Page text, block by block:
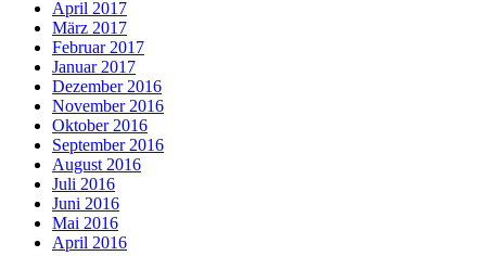
April 2017
März 2017
Februar 2017
Januar 2017
Dezember 2016
November 2016
Oktober 2016
September 2016
August 2016
Juli 2016
Juni 2016
Mai 2016
April 2016